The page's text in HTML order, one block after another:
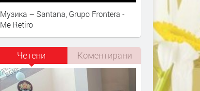
Музика – Santana, Grupo Frontera -
Me Retiro
Четени Коментирани